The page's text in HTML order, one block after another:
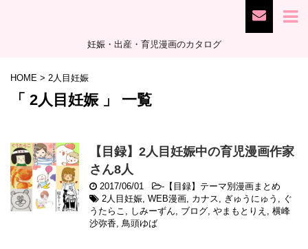
妊娠・出産・育児漫画のカタログ
HOME > 2人目妊娠
「 2人目妊娠 」 一覧
【目録】2人目妊娠中の育児漫画作家
さん8人
2017/06/01 - 【目録】テーマ別漫画まとめ
2人目妊娠, WEB漫画, カナス, ぎゅうにゅう , ぐ
うたらこ , しみーずん, ブログ, やまもとりえ , 横峰
沙弥香, 鳥頭ゆば